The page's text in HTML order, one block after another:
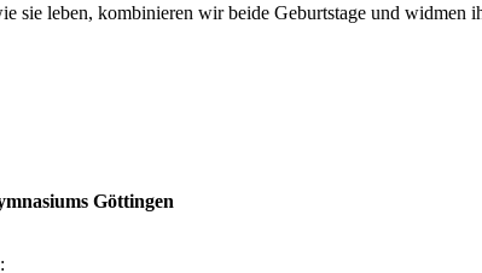
sie leben, kombinieren wir beide Geburtstage und widmen
Göttingen